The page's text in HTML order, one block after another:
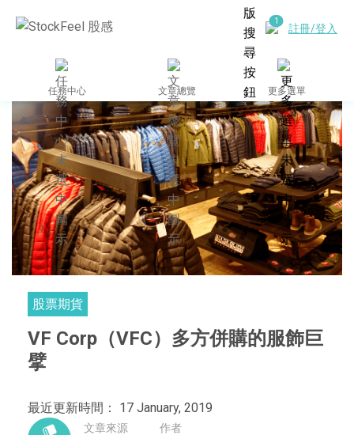
註冊/登入
任務中心 文章總覽 更多選單
股票期貨
VF Corp（VFC）多方併購的服飾巨
擘
最近更新時間： 17 January, 2019
文章來源 作者